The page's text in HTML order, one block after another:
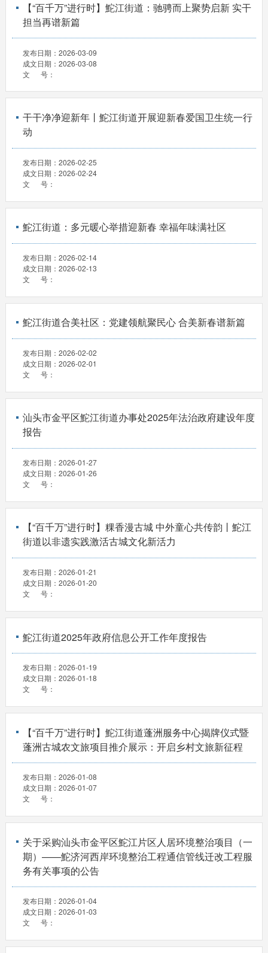
【“百千万”进行时】鮀江街道：驰骋而上聚势启新 实干
担当再谱新篇
发布日期： 2026-03-09
成文日期： 2026-03-08
文 号：
干干净净迎新年丨鮀江街道开展迎新春爱国卫生统一行
动
发布日期： 2026-02-25
成文日期： 2026-02-24
文 号：
鮀江街道：多元暖心举措迎新春 幸福年味满社区
发布日期： 2026-02-14
成文日期： 2026-02-13
文 号：
鮀江街道合美社区：党建领航聚民心 合美新春谱新篇
发布日期： 2026-02-02
成文日期： 2026-02-01
文 号：
汕头市金平区鮀江街道办事处2025年法治政府建设年度
报告
发布日期： 2026-01-27
成文日期： 2026-01-26
文 号：
【“百千万”进行时】粿香漫古城 中外童心共传韵丨鮀江
街道以非遗实践激活古城文化新活力
发布日期： 2026-01-21
成文日期： 2026-01-20
文 号：
鮀江街道2025年政府信息公开工作年度报告
发布日期： 2026-01-19
成文日期： 2026-01-18
文 号：
【“百千万”进行时】鮀江街道蓬洲服务中心揭牌仪式暨
蓬洲古城农文旅项目推介展示：开启乡村文旅新征程
发布日期： 2026-01-08
成文日期： 2026-01-07
文 号：
关于采购汕头市金平区鮀江片区人居环境整治项目（一
期）——鮀济河西岸环境整治工程通信管线迁改工程服
务有关事项的公告
发布日期： 2026-01-04
成文日期： 2026-01-03
文 号：